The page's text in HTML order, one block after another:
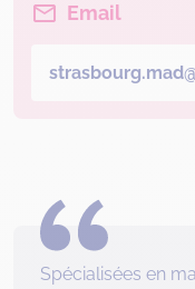
Spécialisées en
Email